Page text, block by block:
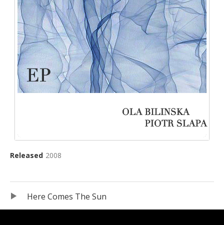
Record Details
Released 2008
Record Tracklist
Here Comes The Sun